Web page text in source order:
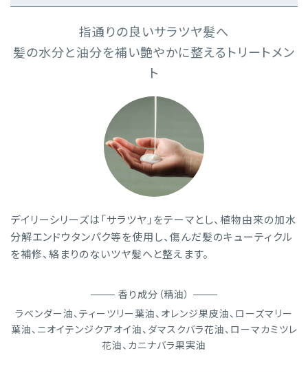
指通りの良いサラツヤ髪へ
髪の水分と油分を補い艶やかに整えるトリートメン
ト
デイリーシリーズは「サラツヤ」をテーマとし、植物由来の加水
分解エンドウタンパク等を使用し、傷んだ髪のキューティクル
を補修、絡まりのないツヤ髪へと整えます。
香り成分（精油）
ラベンダー油、ティーツリー葉油、オレンジ果皮油、ローズマリー
葉油、ニオイテンジクアオイ油、ダマスクバラ花油、ローマカミツレ
花油、カニナバラ果実油